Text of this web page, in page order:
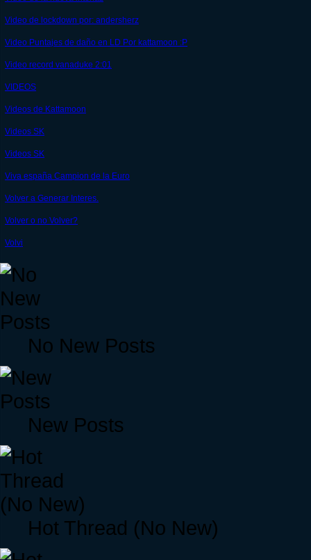
Video de lockdown por: andersherz
Video Puntajes de daño en LD Por kattamoon :P
Video record vanaduke 2:01
VIDEOS
Videos de Kattamoon
Videos SK
Videos SK
Viva españa Campion de la Euro
Volver a Generar Interes.
Volver o no Volver?
Volvi
No New Posts
New Posts
Hot Thread (No New)